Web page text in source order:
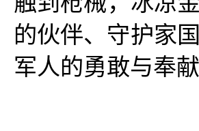
的伙伴、守护家
军人的勇敢与奉